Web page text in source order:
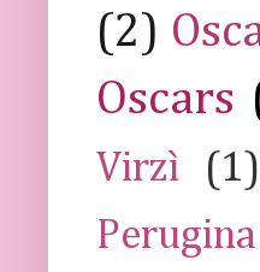
(2)
Oscars
Virzì
(1)
Perugina